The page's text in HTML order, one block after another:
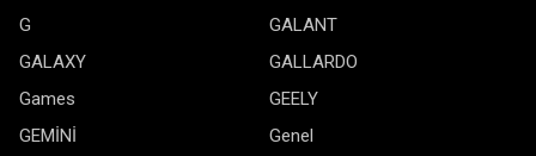
G
GALANT
GALAXY
GALLARDO
Games
GEELY
GEMİNİ
Genel